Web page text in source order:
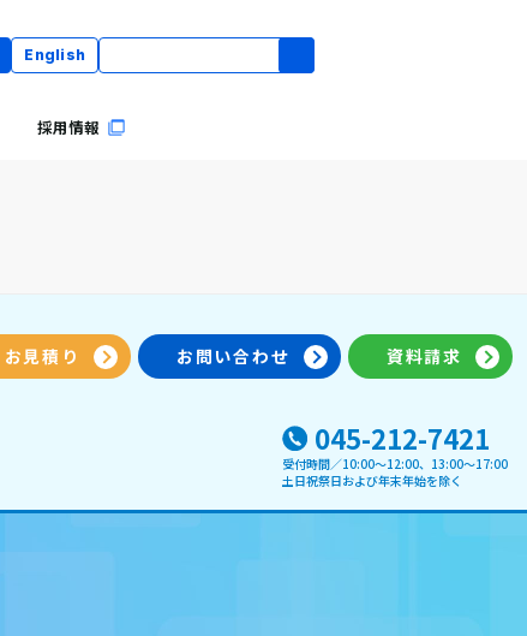
English
採用情報
お見積り お問い合わせ 資料請求
045-212-7421
受付時間／10:00〜12:00、13:00～17:00
土日祝祭日および年末年始を除く